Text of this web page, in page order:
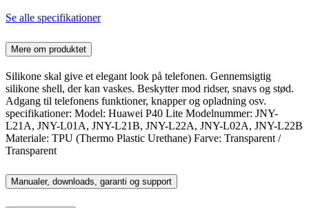
Se alle specifikationer
Mere om produktet
Silikone skal give et elegant look på telefonen. Gennemsigtig
silikone shell, der kan vaskes. Beskytter mod ridser, snavs og stød.
Adgang til telefonens funktioner, knapper og opladning osv.
specifikationer: Model: Huawei P40 Lite Modelnummer: JNY-
L21A, JNY-L01A, JNY-L21B, JNY-L22A, JNY-L02A, JNY-L22B
Materiale: TPU (Thermo Plastic Urethane) Farve: Transparent /
Transparent
Manualer, downloads, garanti og support